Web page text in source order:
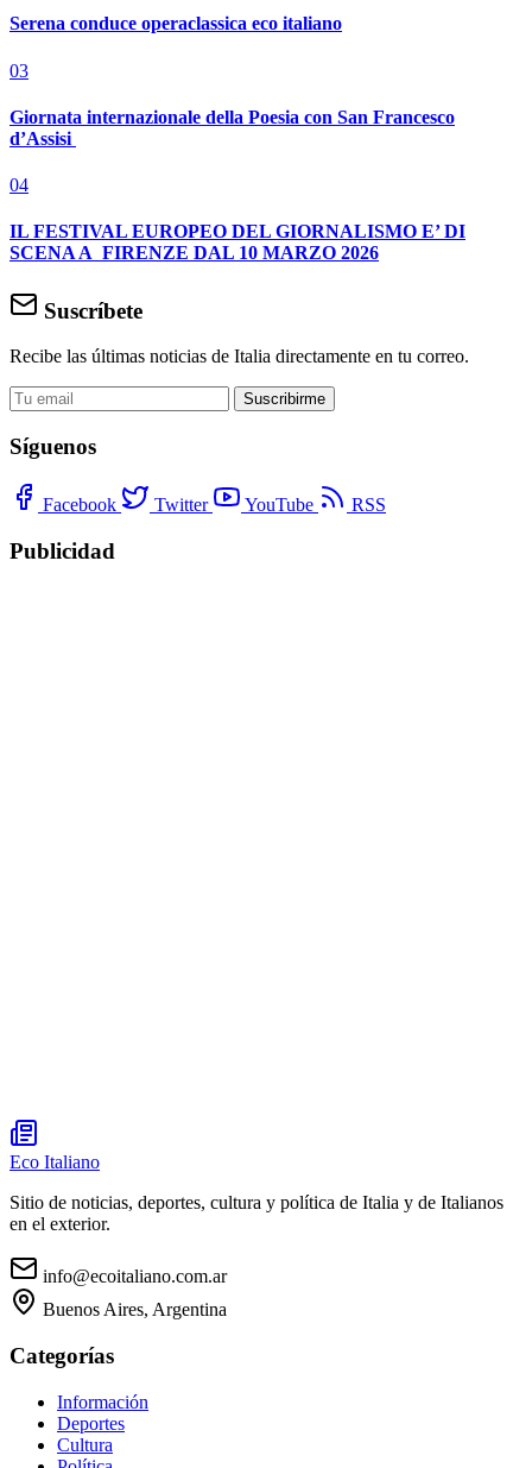
Serena conduce operaclassica eco italiano
03
Giornata internazionale della Poesia con San Francesco
d’Assisi
04
IL FESTIVAL EUROPEO DEL GIORNALISMO E’ DI
SCENA A FIRENZE DAL 10 MARZO 2026
Suscríbete
Recibe las últimas noticias de Italia directamente en tu correo.
Suscribirme
Síguenos
Facebook Twitter YouTube RSS
Publicidad
Eco Italiano
Sitio de noticias, deportes, cultura y política de Italia y de Italianos
en el exterior.
info@ecoitaliano.com.ar
Buenos Aires, Argentina
Categorías
Información
Deportes
Cultura